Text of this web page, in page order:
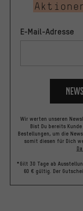
E-Mail-Adresse
Wir werten unseren
Bist Du bereits
Bestellungen, um die
somit diesen für Dich
*Gilt 30 Tage ab
60 € gültig. Der